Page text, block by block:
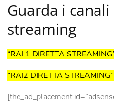
Guarda i
streaming
“RAI 1 DIRETTA
“RAI2 DIRETTA
[the_ad_placement